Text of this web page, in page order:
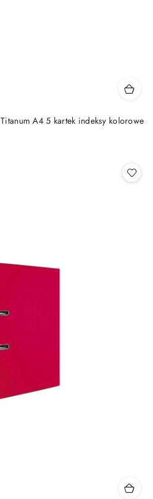
A4 5 kartek indeksy kolorowe